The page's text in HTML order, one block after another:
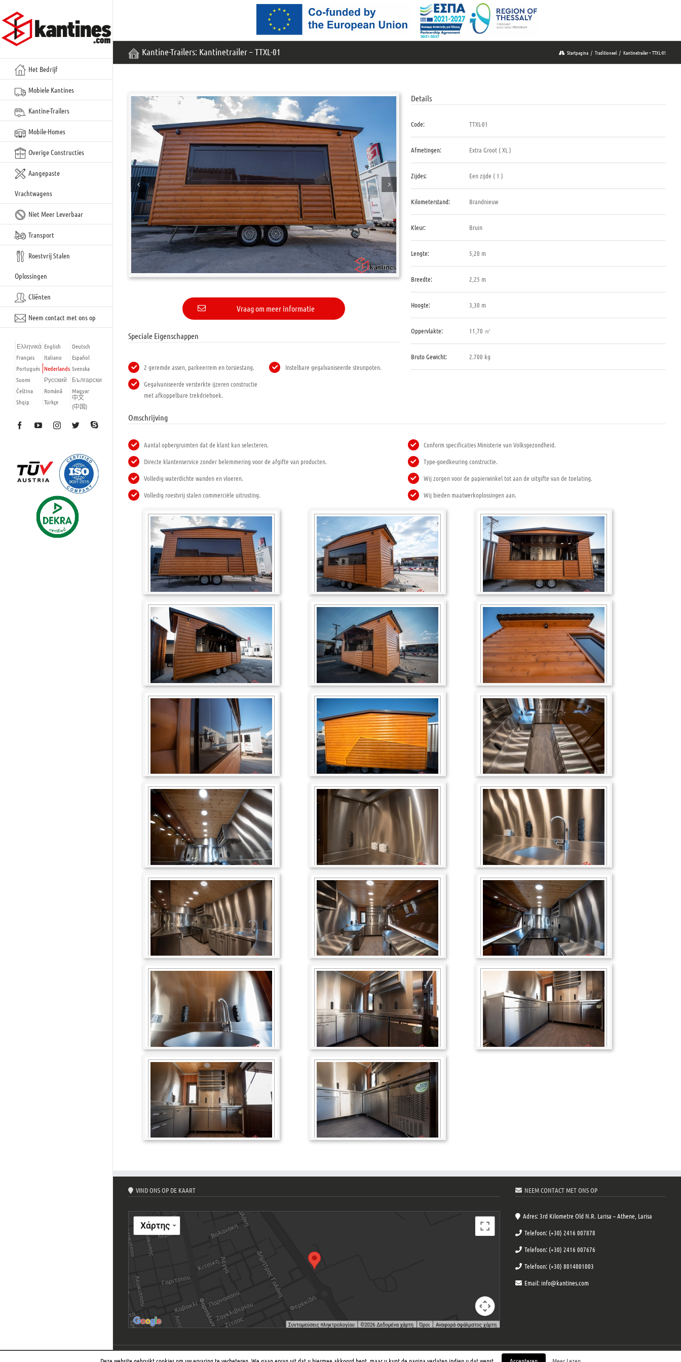
naar
de
inhoud
Het Bedrijf
Mobiele Kantines
Kantine-Trailers
Mobile-Homes
Overige Constructies
Aangepaste
Vrachtwagens
Niet Meer Leverbaar
Transport
Roestvrij Stalen
Oplossingen
Cliënten
Neem contact met ons op
Ελληνικά English
Deutsch
Français
Italiano
Español
Português Nederlands Svenska
Suomi
Русский
Български
Čeština
Română
Magyar
Shqip
Türkçe
中文
(中国)
FacebookYouTubeInstagram
TwitterSkype
Kantine-Trailers: Kantinetrailer – TTXL-01 Startpagina / Traditioneel / Kantinetrailer – TTXL-01
Vraag om meer informatie
Details
Code: TTXL-01
Afmetingen: Extra Groot ( XL )
Zijdes: Een zijde ( 1 )
Kilometerstand: Brandnieuw
Kleur: Bruin
Lengte: 5,20 m
Breedte: 2,25 m
Hoogte: 3,30 m
Oppervlakte: 11,70 ㎡
Bruto Gewicht: 2.700 kg
Speciale Eigenschappen
2 geremde assen, parkeerrem en torsiestang.
Gegalvaniseerde versterkte ijzeren constructie
met afkoppelbare trekdriehoek.
Instelbare gegalvaniseerde steunpoten.
Omschrijving
Aantal opbergruimten dat de klant kan selecteren.
Directe klantenservice zonder belemmering voor de afgifte van producten.
Volledig waterdichte wanden en vloeren.
Volledig roestvrij stalen commerciële uitrusting.
Conform specificaties Ministerie van Volksgezondheid.
Type-goedkeuring constructie.
Wij zorgen voor de papierwinkel tot aan de uitgifte van de toelating.
Wij bieden maatwerkoplossingen aan.
VIND ONS OP DE KAART NEEM CONTACT MET ONS OP
Adres: 3rd Kilometre Old N.R. Larisa – Athene, Larisa
Telefoon: (+30) 2416 007878
Telefoon: (+30) 2416 007676
Telefoon: (+30) 8014001003
Email: info@kantines.com
Copyright ©Kantines.com|Cookiebeleid|Privacybeleid| Weaved byThe Udjat Team